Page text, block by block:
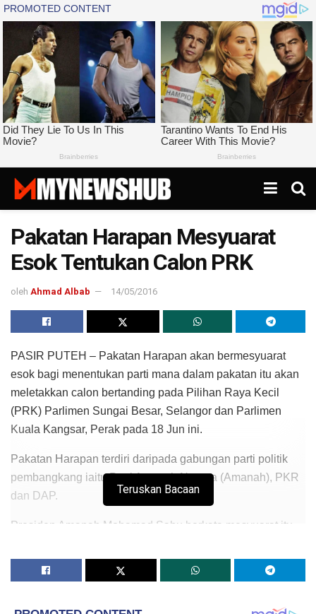
Pakatan Harapan Mesyuarat
Esok Tentukan Calon PRK
oleh Ahmad Albab 14/05/2016
PASIR PUTEH – Pakatan Harapan akan bermesyuarat
esok bagi menentukan parti mana dalam pakatan itu akan
meletakkan calon bertanding pada Pilihan Raya Kecil
(PRK) Parlimen Sungai Besar, Selangor dan Parlimen
Kuala Kangsar, Perak pada 18 Jun ini.
Pakatan Harapan terdiri daripada gabungan parti politik
pembangkang iaitu Parti Amanah Negara (Amanah), PKR
dan DAP.
Presiden Amanah Mohamad Sabu berkata mesyuarat itu
sebagai persiapan untuk bertanding pada PRK tersebut.
Amanah,” katanya kepada pemberita selepas Majlis
Teruskan Bacaan